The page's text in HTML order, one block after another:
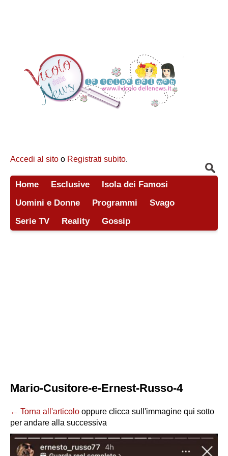
Accedi al sito o Registrati subito.
Home Esclusive
Isola dei Famosi
Uomini e Donne
Programmi
Svago
Serie TV
Reality Gossip
Mario-Cusitore-e-Ernest-Russo-4
← Torna all'articolo oppure clicca sull'immagine qui sotto
per andare alla successiva